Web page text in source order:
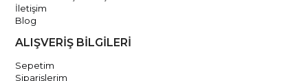
İletişim
Blog
ALIŞVERİŞ BİLGİLERİ
Sepetim
Siparişlerim